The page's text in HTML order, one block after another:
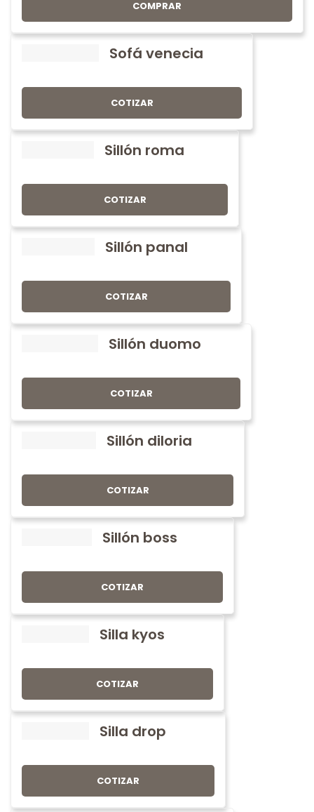
COMPRAR
Sofá venecia
COTIZAR
Sillón roma
COTIZAR
Sillón panal
COTIZAR
Sillón duomo
COTIZAR
Sillón diloria
COTIZAR
Sillón boss
COTIZAR
Silla kyos
COTIZAR
Silla drop
COTIZAR